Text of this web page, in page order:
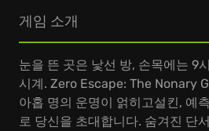
게임 소개
눈을 뜬 곳은 낯선 방, 손목에는 9
시계. Zero Escape: The Nonary
아홉 명의 운명이 얽히고설킨, 예
로 당신을 초대합니다. 숨겨진 단